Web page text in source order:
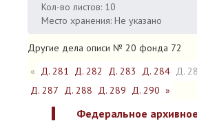
Кол-во листов: 10
Место хранения: Не указано
Другие дела описи № 20 фонда 72
« Д. 281 Д. 282 Д. 283 Д. 284 Д.
Д. 287 Д. 288 Д. 289 Д. 290 »
Федеральное